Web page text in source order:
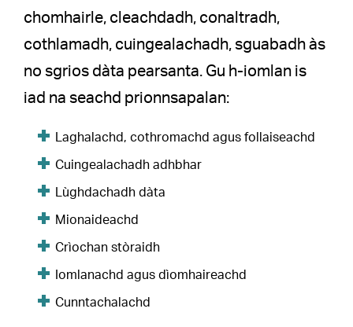
chomhairle, cleachdadh, conaltradh,
cothlamadh, cuingealachadh, sguabadh às
no sgrios dàta pearsanta. Gu h-iomlan is
iad na seachd prionnsapalan:
Laghalachd, cothromachd agus follaiseachd
Cuingealachadh adhbhar
Lùghdachadh dàta
Mionaideachd
Crìochan stòraidh
Iomlanachd agus dìomhaireachd
Cunntachalachd